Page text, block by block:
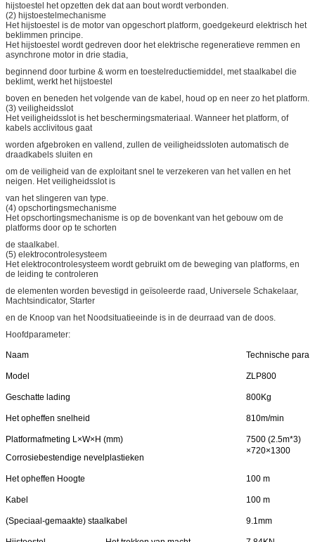
hijstoestel het opzetten dek dat aan bout wordt verbonden.
(2) hijstoestelmechanisme
Het hijstoestel is de motor van opgeschort platform, goedgekeurd elektrisch het
beklimmen principe.
Het hijstoestel wordt gedreven door het elektrische regeneratieve remmen en
asynchrone motor in drie stadia,
beginnend door turbine & worm en toestelreductiemiddel, met staalkabel die
beklimt, werkt het hijstoestel
boven en beneden het volgende van de kabel, houd op en neer zo het platform.
(3) veiligheidsslot
Het veiligheidsslot is het beschermingsmateriaal. Wanneer het platform, of
kabels acclivitous gaat
worden afgebroken en vallend, zullen de veiligheidssloten automatisch de
draadkabels sluiten en
om de veiligheid van de exploitant snel te verzekeren van het vallen en het
neigen. Het veiligheidsslot is
van het slingeren van type.
(4) opschortingsmechanisme
Het opschortingsmechanisme is op de bovenkant van het gebouw om de
platforms door op te schorten
de staalkabel.
(5) elektrocontrolesysteem
Het elektrocontrolesysteem wordt gebruikt om de beweging van platforms, en
de leiding te controleren
de elementen worden bevestigd in geïsoleerde raad, Universele Schakelaar,
Machtsindicator, Starter
en de Knoop van het Noodsituatieeinde is in de deurraad van de doos.
Hoofdparameter:
Naam Technische
Model ZLP800
Geschatte lading 800Kg
Het opheffen snelheid 810m/min
Platformafmeting L×W×H (mm)
Corrosiebestendige nevelplastieken
7500 (2.5m*3)
×720×1300
Het opheffen Hoogte 100 m
Kabel 100 m
(Speciaal-gemaakte) staalkabel 9.1mm